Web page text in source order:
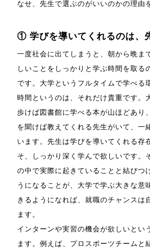
なせ、先生で選ぶのがいいのかの理由
① 学びを導いてくれるのは、
一度社会に出てしまうと、朝から晩ま
しいことをしっかりと学ぶ時間を取る
です。大学というフルタイムで学べる
時間というのは、それだけ貴重です。
歩けば図書館に学べる本が山ほどあり
を聞けば教えてくれる先生がいて、一
います。先生は学びを導いてくれる存
そ、しっかり深く学んで欲しいです。
の中で実際に起きていることと結びつ
うになることが、大学で学ぶ大きな意
きるようになれば、就職のチャンスは
ます。
インターンや実習の機会が欲しいとい
ます。例えば、プロスポーツチームと